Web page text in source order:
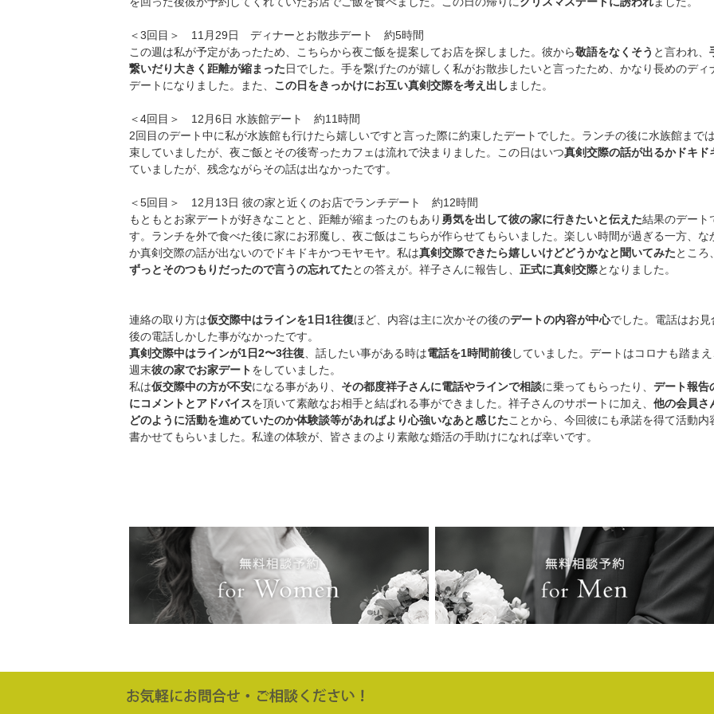
＜3回目＞ 11月29日 ディナーとお散歩デート 約5時間
この週は私が予定があったため、こちらから夜ご飯を提案してお店を探しました。彼から敬語をなくそう と言われ、
繋いだり大きく距離が縮まった日でした。手を繋げたのが嬉しく私がお散歩したいと言ったため、かなり長めのディ
デートになりました。また、 この日をきっかけにお互い真剣交際を考え出し ました。
＜4回目＞ 12月6日 水族館デート 約11時間
2回目のデート中に私が水族館も行けたら嬉しいですと言った際に約束したデートでした。ランチの後に水族館まで
束していましたが、夜ご飯とその後寄ったカフェは流れで決まりました。この日はいつ真剣交際の話が出るかドキド
ていましたが、残念ながらその話は出なかったです。
＜5回目＞ 12月13日 彼の家と近くのお店でランチデート 約12時間
もともとお家デートが好きなことと、距離が縮まったのもあり 勇気を出して彼の家に行きたいと伝えた結果のデート
す。ランチを外で食べた後に家にお邪魔し、夜ご飯はこちらが作らせてもらいました。楽しい時間が過ぎる一方、な
か真剣交際の話が出ないのでドキドキかつモヤモヤ。私は真剣交際できたら嬉しいけどどうかなと聞いてみたところ、
ずっとそのつもりだったので言うの忘れてたとの答えが。祥子さんに報告し、 正式に真剣交際となりました。
連絡の取り方は仮交際中はラインを1日1往復ほど、内容は主に次かその後のデートの内容が中心でした。電話はお見
後の電話しかした事がなかったです。
真剣交際中はラインが1日2〜3往復 、話したい事がある時は電話を1時間前後していました。デートはコロナも踏ま
週末彼の家でお家デートをしていました。
私は仮交際中の方が不安になる事があり、 その都度祥子さんに電話やラインで相談に乗ってもらったり、 デート報告
にコメントとアドバイスを頂いて素敵なお相手と結ばれる事ができました。祥子さんのサポートに加え、 他の会員さ
どのように活動を進めていたのか体験談等があればより心強いなあと感じたことから、今回彼にも承諾を得て活動内
書かせてもらいました。私達の体験が、皆さまのより素敵な婚活の手助けになれば幸いです。